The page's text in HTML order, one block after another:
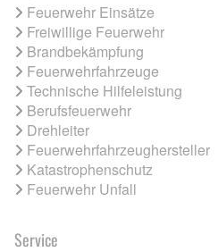
Feuerwehr Einsätze
Freiwillige Feuerwehr
Brandbekämpfung
Feuerwehrfahrzeuge
Technische Hilfeleistung
Berufsfeuerwehr
Drehleiter
Feuerwehrfahrzeughersteller
Katastrophenschutz
Feuerwehr Unfall
Service